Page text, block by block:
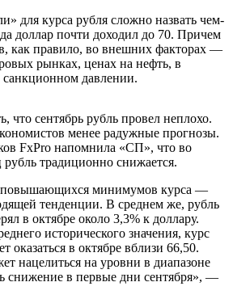
для курса рубля сложно назвать чем-
доллар почти доходил до 70. Причем
как правило, во внешних факторах —
рынках, ценах на нефть, в
давлении.
что сентябрь рубль провел неплохо.
менее радужные прогнозы.
FxPro напомнила «СП», что во
традиционно снижается.
повышающихся минимумов курса —
тенденции. В среднем же, рубль
в октябре около 3,3% к доллару.
исторического значения, курс
оказаться в октябре вблизи 66,50.
нацелиться на уровни в диапазоне
снижение в первые дни сентября», —